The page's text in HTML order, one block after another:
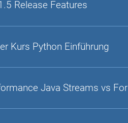
Release Features
Kurs Python Einführung
Java Streams vs For